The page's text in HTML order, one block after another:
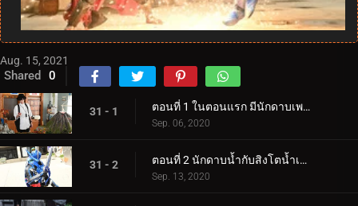
Aug. 15, 2021
Shared 0
31 - 1 ตอนที่ 1 ในตอนแรก มีนักดาบเพลิงอยู่
Sep. 06, 2020
31 - 2 ตอนที่ 2 นักดาบน้ำกับสิงโตน้ำเงินคราม
Sep. 13, 2020